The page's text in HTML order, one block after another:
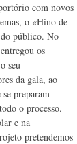
com novos
o «Hino de
do público. No
os
seu
da gala, ao
preparam
o processo.
e na
pretendemos